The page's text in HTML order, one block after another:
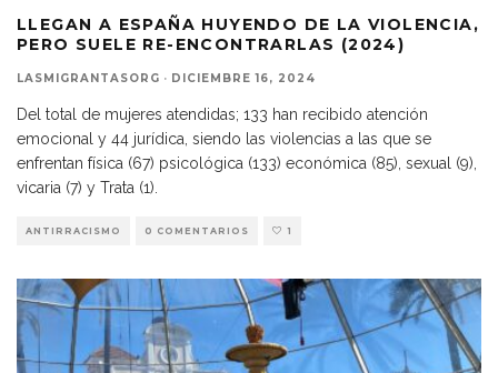
LLEGAN A ESPAÑA HUYENDO DE LA VIOLENCIA,
PERO SUELE RE-ENCONTRARLAS (2024)
LASMIGRANTASORG · DICIEMBRE 16, 2024
Del total de mujeres atendidas; 133 han recibido atención
emocional y 44 jurídica, siendo las violencias a las que se
enfrentan física (67) psicológica (133) económica (85), sexual (9),
vicaria (7) y Trata (1).
ANTIRRACISMO 0 COMENTARIOS 1